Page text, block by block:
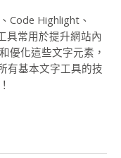
Code Highlight、
具常用於提升網站內
優化這些文字元素，
有基本文字工具的技